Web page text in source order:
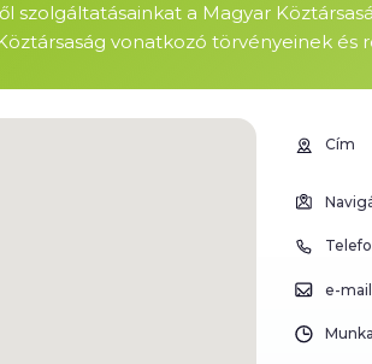
szolgáltatásainkat a Magyar
vonatkozó törvényeinek
Cím
e-